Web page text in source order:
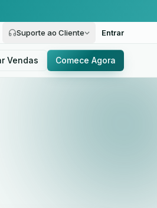
Suporte ao Cliente Entrar
Vendas Comece Agora